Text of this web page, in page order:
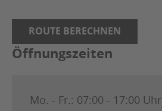
ROUTE BERECHNEN
Öffnungszeiten
Mo. - Fr.: 07:00 - 17:00 Uhr